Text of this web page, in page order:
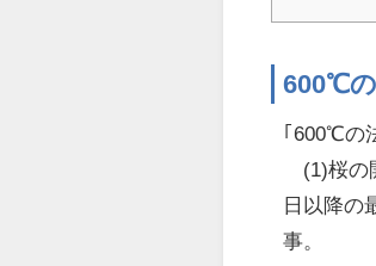
600℃
｢600℃の
(1)桜の
日以降の
事。